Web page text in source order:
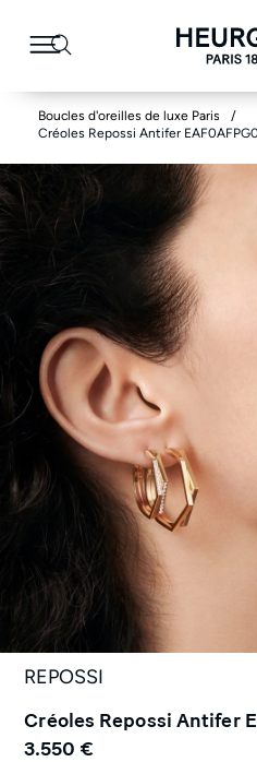
Boucles d'oreilles de luxe Paris
Créoles Repossi Antifer
REPOSSI
Créoles Repossi Antifer
3.550 €